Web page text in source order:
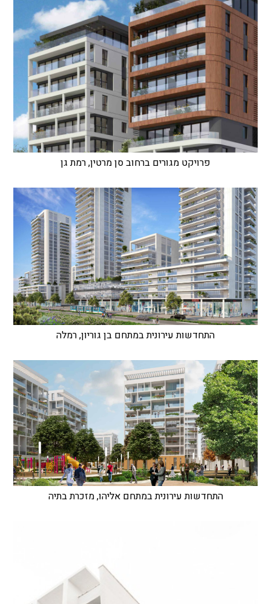
פרויקט מגורים ברחוב סן מרטין, רמת גן
התחדשות עירונית במתחם בן גוריון, רמלה
התחדשות עירונית במתחם אליהו, מזכרת בתיה